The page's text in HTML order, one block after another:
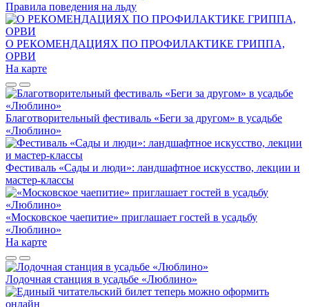
Правила поведения на льду
О РЕКОМЕНДАЦИЯХ ПО ПРОФИЛАКТИКЕ ГРИППА,
ОРВИ
На карте
Благотворительный фестиваль «Беги за другом» в усадьбе
«Люблино»
Фестиваль «Сады и люди»: ландшафтное искусство, лекции и
мастер-классы
«Московское чаепитие» приглашает гостей в усадьбу
«Люблино»
На карте
Лодочная станция в усадьбе «Люблино»